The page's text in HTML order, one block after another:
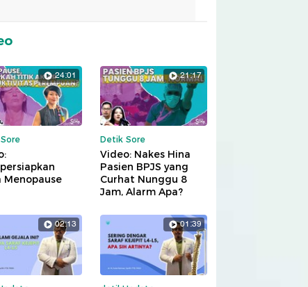
24:01
Menopause
21:17
Detik Sore
Video: Nakes Hina
Pasien BPJS yang
Curhat Nunggu 8
Jam, Alarm Apa?
02:13 01:39